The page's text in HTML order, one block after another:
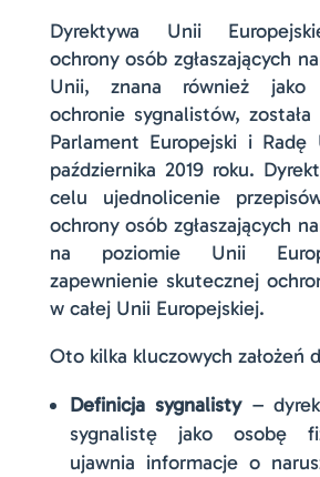
Dyrektywa Unii
ochrony osób zgłaszających
Unii, znana również jako
ochronie sygnalistów,
Parlament Europejski i
października 2019 roku.
celu ujednolicenie
ochrony osób zgłaszających
na poziomie Unii
zapewnienie skutecznej
w całej Unii Europejskiej.
Oto kilka kluczowych założeń
Definicja sygnalisty–
sygnalistę jako osobę
ujawnia informacje o